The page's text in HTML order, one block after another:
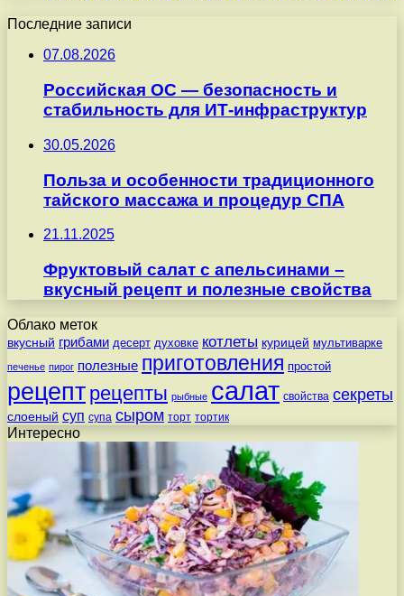
Последние записи
07.08.2026
Российская ОС — безопасность и
стабильность для ИТ-инфраструктур
30.05.2026
Польза и особенности традиционного
тайского массажа и процедур СПА
21.11.2025
Фруктовый салат с апельсинами –
вкусный рецепт и полезные свойства
Облако меток
вкусный грибами десерт духовке котлеты курицей мультиварке
печенье пирог полезные приготовления простой
рецепт рецепты рыбные салат свойства секреты
слоеный суп супа сыром торт тортик
Интересно